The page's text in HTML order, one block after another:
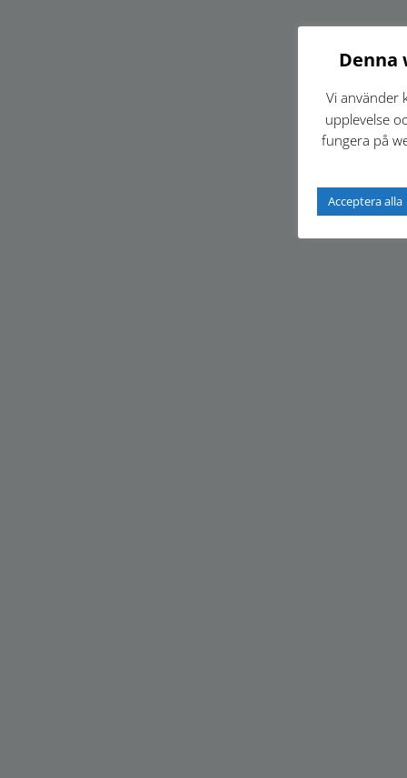
Denna
Vi använder
upplevelse
fungera på
Acceptera alla